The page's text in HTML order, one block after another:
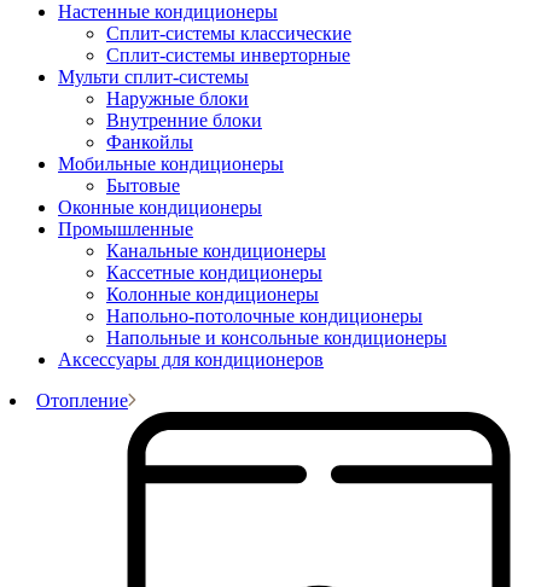
Настенные кондиционеры
Сплит-системы классические
Сплит-системы инверторные
Мульти сплит-системы
Наружные блоки
Внутренние блоки
Фанкойлы
Мобильные кондиционеры
Бытовые
Оконные кондиционеры
Промышленные
Канальные кондиционеры
Кассетные кондиционеры
Колонные кондиционеры
Напольно-потолочные кондиционеры
Напольные и консольные кондиционеры
Аксессуары для кондиционеров
Отопление